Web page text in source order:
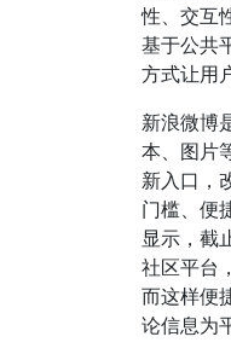
性、交互
基于公共
方式让用
新浪微博
本、图片
新入口，
门槛、便
显示，截
社区平台
而这样便
论信息为